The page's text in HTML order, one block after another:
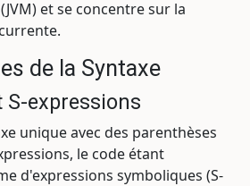
et se concentre sur la
de la Syntaxe
S-expressions
unique avec des parenthèses
le code étant
d'expressions symboliques (S-